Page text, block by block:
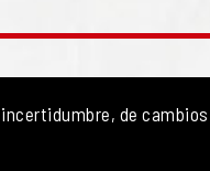
de